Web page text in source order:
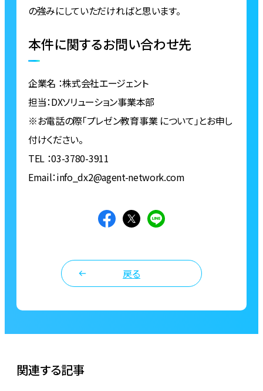
の強みにしていただければと思います。
本件に関するお問い合わせ先
企業名 ：株式会社エージェント
担当：DXソリューション事業本部
※お電話の際「プレゼン教育事業 について」とお申し
付けください。
TEL ：03-3780-3911
Email：info_dx2@agent-network.com
戻る
関連する記事